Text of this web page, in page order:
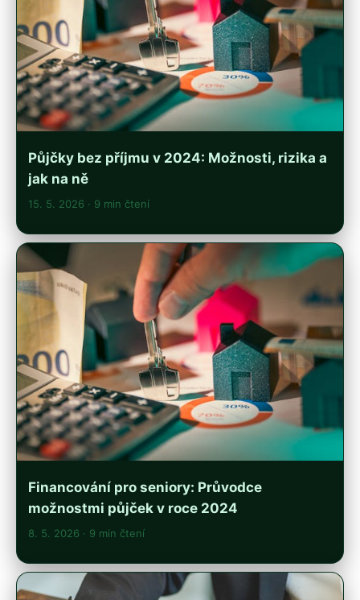
Půjčky bez příjmu v 2024: Možnosti, rizika a
jak na ně
15. 5. 2026 · 9 min čtení
Financování pro seniory: Průvodce
možnostmi půjček v roce 2024
8. 5. 2026 · 9 min čtení